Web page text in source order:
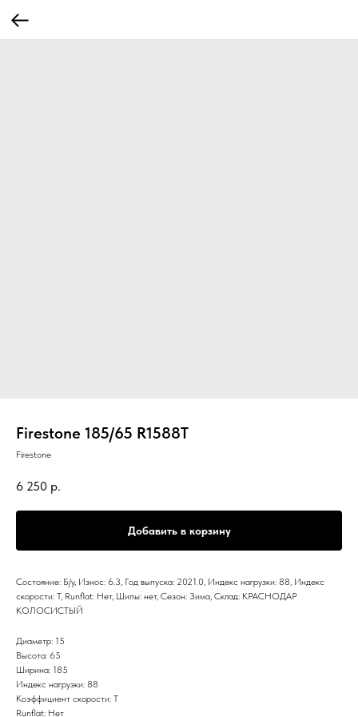
Firestone 185/65 R1588T
Firestone
6 250 р.
Добавить в корзину
Состояние: Б/у, Износ: 6.3, Год выпуска: 2021.0, Индекс нагрузки: 88, Индекс
скорости: T, Runflat: Нет, Шипы: нет, Сезон: Зима, Склад: КРАСНОДАР
КОЛОСИСТЫЙ
Диаметр: 15
Высота: 65
Ширина: 185
Индекс нагрузки: 88
Коэффициент скорости: T
Runflat: Нет